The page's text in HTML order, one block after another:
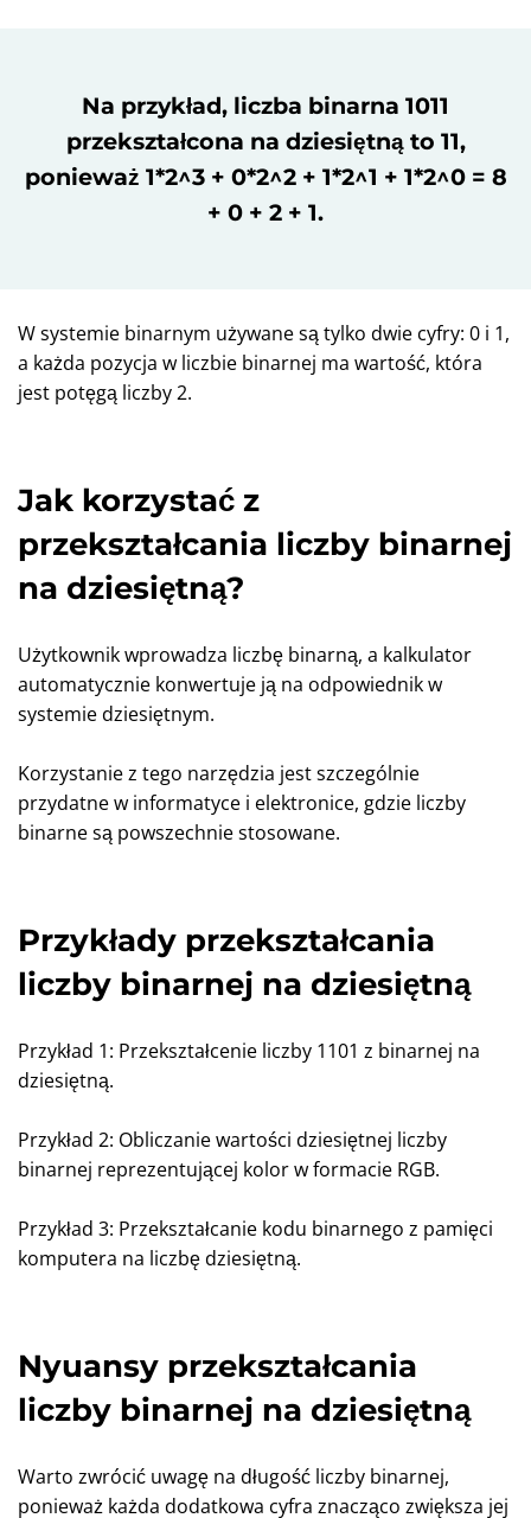
Na przykład, liczba binarna 1011
przekształcona na dziesiętną to 11,
ponieważ 1*2^3 + 0*2^2 + 1*2^1 + 1*2^0 = 8
+ 0 + 2 + 1.
W systemie binarnym używane są tylko dwie cyfry: 0 i 1,
a każda pozycja w liczbie binarnej ma wartość, która
jest potęgą liczby 2.
Jak korzystać z
przekształcania liczby binarnej
na dziesiętną?
Użytkownik wprowadza liczbę binarną, a kalkulator
automatycznie konwertuje ją na odpowiednik w
systemie dziesiętnym.
Korzystanie z tego narzędzia jest szczególnie
przydatne w informatyce i elektronice, gdzie liczby
binarne są powszechnie stosowane.
Przykłady przekształcania
liczby binarnej na dziesiętną
Przykład 1: Przekształcenie liczby 1101 z binarnej na
dziesiętną.
Przykład 2: Obliczanie wartości dziesiętnej liczby
binarnej reprezentującej kolor w formacie RGB.
Przykład 3: Przekształcanie kodu binarnego z pamięci
komputera na liczbę dziesiętną.
Nyuansy przekształcania
liczby binarnej na dziesiętną
Warto zwrócić uwagę na długość liczby binarnej,
ponieważ każda dodatkowa cyfra znacząco zwiększa jej